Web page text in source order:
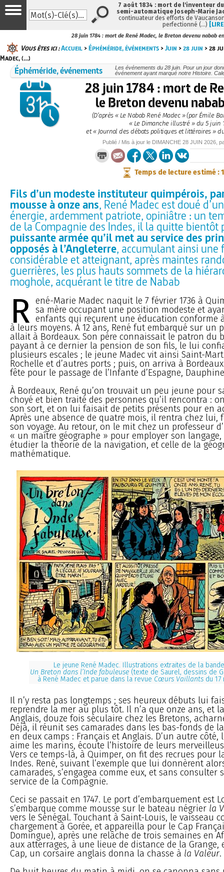
28 juin 1784 : mort de René Madec, le Breton devenu nabab
Vous êtes ici :Accueil >Éphéméride, événements >Juin >28 juin > 28
Madec, (…)
Éphéméride, événements
Les événements du 28 juin. Pour un jour
événement ayant marqué notre Histoire.
28 juin 1784 : mort de
le Breton devenu
(D’après « Le Nabab René Madec » (par Émile
« Le Dimanche illustré » du 5 juin
et « Journal des débats politiques et littéraires »
Publié / Mis à jour le DIMANCHE 28 JUIN 2026,
Temps de lecture estimé :
Fils d’un modeste instituteur quimpérois,
mousse à onze ans, René Madec est doué
énergie, ardemment patriote, opiniâtre : un
de la Compagnie des Indes, il la quitte
puissante armée qu’il met au service des
opposés à l’Angleterre, accumulant ainsi une
considérable et atteignant, après maintes
guerrières, les plus hauts sommets de la
moghole, acquérant le titre de Nabab
R ené-Marie Madec naquit le 7 février 1736 à
sa mère occupant une position modeste et
enfants qui reçurent une éducation conforme
à leurs moyens. À 12 ans, René fut embarqué sur un
allait à Bordeaux. Son père connaissait le patron du
payant à ce dernier la pension de son fils, le lui
plusieurs escales ; le jeune Madec vit ainsi Saint-
Rochelle et d’autres ports ; puis, on arriva à
fête pour le passage de l’Infante d’Espagne,
À Bordeaux, René qu’on trouvait un peu jeune pour
choyé et bien traité des personnes qu’il rencontra :
son sort, et on lui faisait de petits présents pour en
Après une absence de quatre mois, il rentra chez lui,
son voyage. Au retour, on le mit chez un professeur
« un maître géographe » pour employer son
étudier la théorie de la navigation, et celle de la
mathématique.
Le jeune René Madec. Illustrations extraites de la
Un Breton dans l’Inde fabuleuse(texte de Saurel, dessins de
à René Madec et parue dans la revue Cœurs Vaillantsdu 17
Il n’y resta pas longtemps ; ses heureux débuts lui
reprendre la mer au plus tôt. Il n’a que onze ans, et
Anglais, douze fois séculaire chez les Bretons,
Déjà, il réunit ses camarades dans les bas-fonds de
en deux camps : Français et Anglais. D’un autre
aime les marins, écoute l’histoire de leurs
Vers ce temps-là, à Quimper, on fit des recrues pour
Indes. René, suivant l’exemple que lui donnèrent
camarades, s’engagea comme eux, et sans consulter
service de la Compagnie.
Ceci se passait en 1747. Le port d’embarquement est
s’embarque comme mousse sur le bateau négrier la
vers le Sénégal. Touchant à Saint-Louis, le vaisseau
chargement à Gorée, et appareilla pour le Cap
Domingue), après une relâche de trois semaines en
aux atterrages, à une lieue de distance de la Grange,
Cap, un corsaire anglais donna la chasse à la Valeur.
7 août 1834 : mort de l'inventeur
semi-automatique Joseph-Marie
continuateur des efforts de
perfectionné (…)